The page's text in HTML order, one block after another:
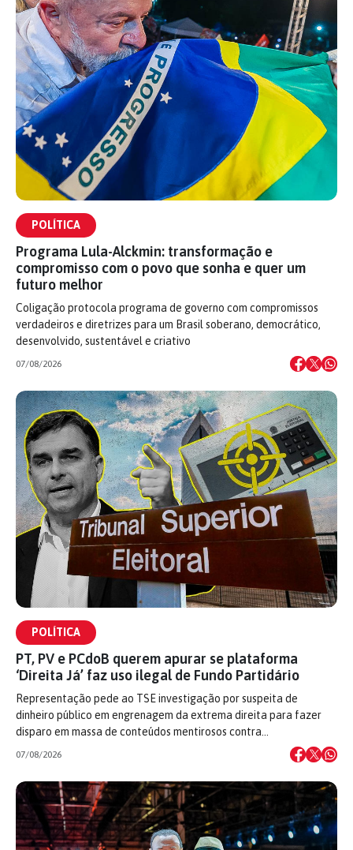
POLÍTICA
Programa Lula-Alckmin: transformação e
compromisso com o povo que sonha e quer um
futuro melhor
Coligação protocola programa de governo com compromissos
verdadeiros e diretrizes para um Brasil soberano, democrático,
desenvolvido, sustentável e criativo
07/08/2026
POLÍTICA
PT, PV e PCdoB querem apurar se plataforma
‘Direita Já’ faz uso ilegal de Fundo Partidário
Representação pede ao TSE investigação por suspeita de
dinheiro público em engrenagem da extrema direita para fazer
disparo em massa de conteúdos mentirosos contra…
07/08/2026